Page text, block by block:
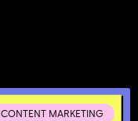
CONTENT MARKETING